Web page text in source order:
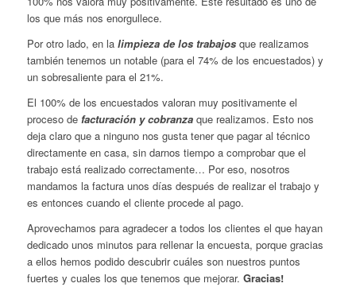
los que más nos enorgullece.
Por otro lado, en la limpieza de los trabajosque realizamos
también tenemos un notable (para el 74% de los encuestados) y
un sobresaliente para el 21%.
El 100% de los encuestados valoran muy positivamente el
proceso de facturación y cobranzaque realizamos. Esto nos
deja claro que a ninguno nos gusta tener que pagar al técnico
directamente en casa, sin darnos tiempo a comprobar que el
trabajo está realizado correctamente… Por eso, nosotros
mandamos la factura unos días después de realizar el trabajo y
es entonces cuando el cliente procede al pago.
Aprovechamos para agradecer a todos los clientes el que hayan
dedicado unos minutos para rellenar la encuesta, porque gracias
a ellos hemos podido descubrir cuáles son nuestros puntos
fuertes y cuales los que tenemos que mejorar. Gracias!